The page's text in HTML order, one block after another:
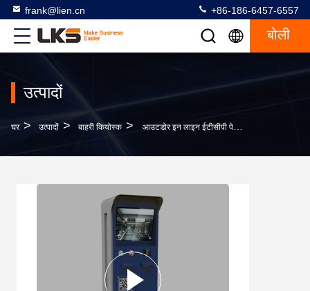
frank@lien.cn +86-186-6457-6557
बोली
उत्पादों
घर > उत्पादों > बाहरी कियोस्क > आउटडोर इन लाइन ईटीसीपी पेट्रोल पार्किंग लॉट पेमेंट कियोस्क 17 इंच टीएफटी एलसीडी टच स्क्रीन